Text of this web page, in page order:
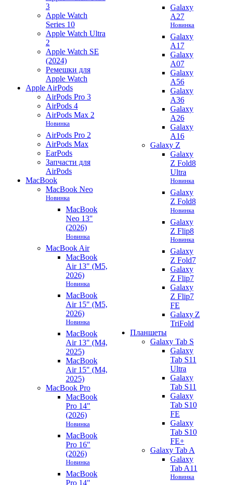
3
Apple Watch
Series 10
Apple Watch Ultra
2
Apple Watch SE
(2024)
Ремешки для
Apple Watch
Apple AirPods
AirPods Pro 3
AirPods 4
AirPods Max 2
Новинка
AirPods Pro 2
AirPods Max
EarPods
Запчасти для
AirPods
MacBook
MacBook Neo
Новинка
MacBook
Neo 13"
(2026)
Новинка
MacBook Air
MacBook
Air 13" (M5,
2026)
Новинка
MacBook
Air 15" (M5,
2026)
Новинка
MacBook
Air 13" (M4,
2025)
MacBook
Air 15" (M4,
2025)
MacBook Pro
MacBook
Pro 14"
(2026)
Новинка
MacBook
Pro 16"
(2026)
Новинка
MacBook
Pro 14"
Galaxy
A27
Новинка
Galaxy
A17
Galaxy
A07
Galaxy
A56
Galaxy
A36
Galaxy
A26
Galaxy
A16
Galaxy Z
Galaxy
Z Fold8
Ultra
Новинка
Galaxy
Z Fold8
Новинка
Galaxy
Z Flip8
Новинка
Galaxy
Z Fold7
Galaxy
Z Flip7
Galaxy
Z Flip7
FE
Galaxy Z
TriFold
Планшеты
Galaxy Tab S
Galaxy
Tab S11
Ultra
Galaxy
Tab S11
Galaxy
Tab S10
FE
Galaxy
Tab S10
FE+
Galaxy Tab A
Galaxy
Tab A11
Новинка